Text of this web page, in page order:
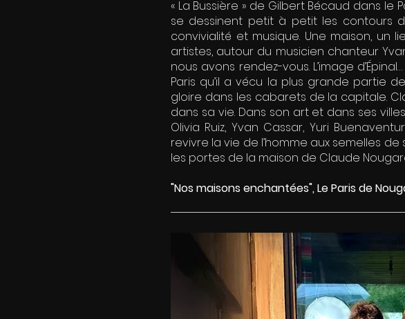
« La Bussière » de Gilbert Bécaud dans le
se dessinent petit à petit les contours
convivialité et musique. Une maison, un
artistes, autour du musicien chanteur
nous avons rendez-vous. L’image
Paris qu’il a vécu la plus grande partie
gloire dans les cabarets de la capitale.
dans sa vie. Dans son art et dans ses
Olivia Ruiz, Yvan Cassar, Yuri
revivre la vie de l’homme aux semelles
les portes de la maison de Claude
"Nos maisons enchantées", Le Paris de